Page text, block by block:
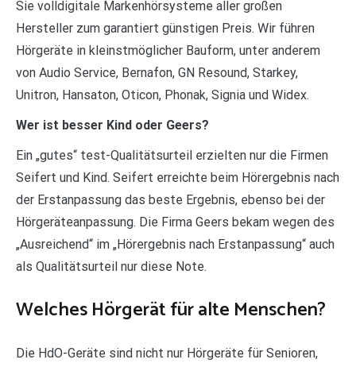
Sie volldigitale Markenhörsysteme aller großen
Hersteller zum garantiert günstigen Preis. Wir führen
Hörgeräte in kleinstmöglicher Bauform, unter anderem
von Audio Service, Bernafon, GN Resound, Starkey,
Unitron, Hansaton, Oticon, Phonak, Signia und Widex.
Wer ist besser Kind oder Geers?
Ein „gutes“ test-Qualitätsurteil erzielten nur die Firmen
Seifert und Kind. Seifert erreichte beim Hörergebnis nach
der Erstanpassung das beste Ergebnis, ebenso bei der
Hörgeräteanpassung. Die Firma Geers bekam wegen des
„Ausreichend“ im „Hörergebnis nach Erstanpassung“ auch
als Qualitätsurteil nur diese Note.
Welches Hörgerät für alte Menschen?
Die HdO-Geräte sind nicht nur Hörgeräte für Senioren,